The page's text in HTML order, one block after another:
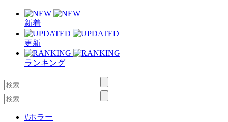
新着
更新
ランキング
#ホラー